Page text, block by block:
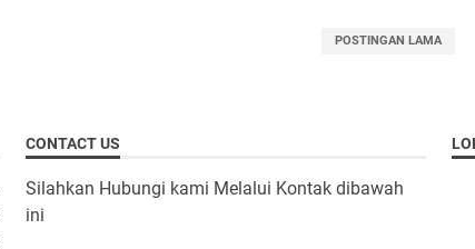
POSTINGAN LAMA
CONTACT US
Silahkan Hubungi kami Melalui Kontak dibawah
ini